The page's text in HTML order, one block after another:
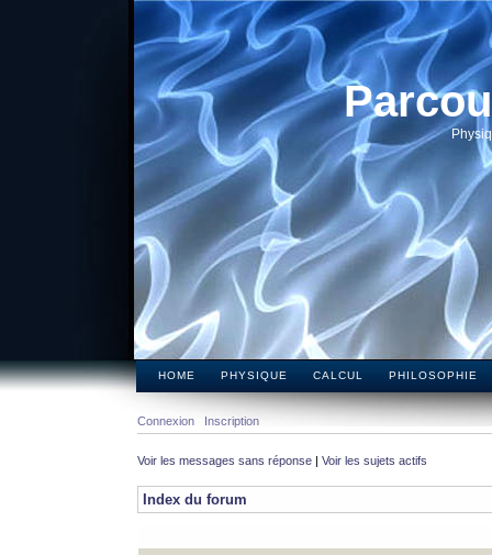
HOME PHYSIQUE CALCUL PHILOSOPHIE
Connexion Inscription
Voir les messages sans réponse | Voir les sujets actifs
Index du forum